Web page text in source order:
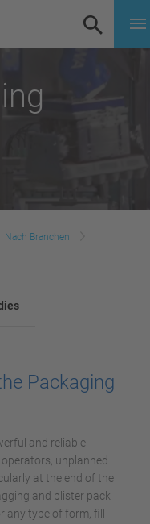
Nach Branchen
Packaging
and reliable
unplanned
at the end of the
and blister pack
any type of form, fill